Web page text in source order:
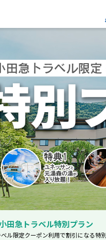
田急トラベル特別プラン
ル限定クーポン利用で割引になる